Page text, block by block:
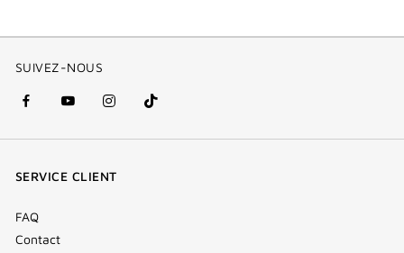
SUIVEZ-NOUS
facebook
(nouvelle
youtube
(nouvelle
instagram
(nouvelle
Tik
Tok
SERVICE CLIENT
FAQ
Contact